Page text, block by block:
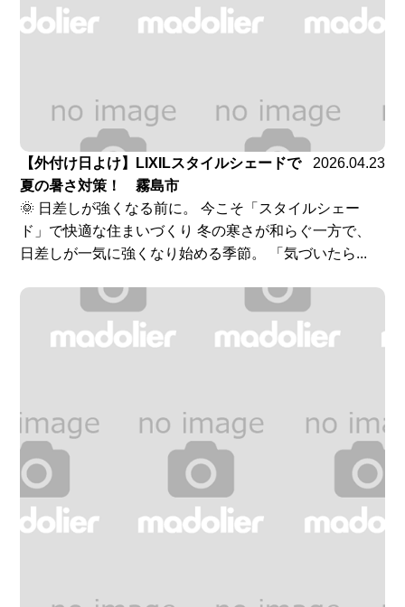
【外付け日よけ】LIXILスタイルシェードで
夏の暑さ対策！ 霧島市
2026.04.23
🌞 日差しが強くなる前に。 今こそ「スタイルシェー
ド」で快適な住まいづくり 冬の寒さが和らぐ一方で、
日差しが一気に強くなり始める季節。 「気づいたら...